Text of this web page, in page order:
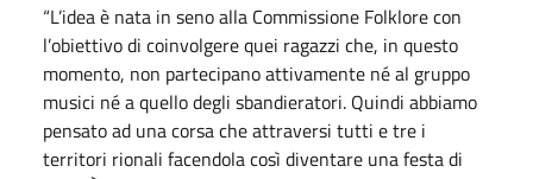
“L’idea è nata in seno alla Commissione Folklore con
l’obiettivo di coinvolgere quei ragazzi che, in questo
momento, non partecipano attivamente né al gruppo
musici né a quello degli sbandieratori. Quindi abbiamo
pensato ad una corsa che attraversi tutti e tre i
territori rionali facendola così diventare una festa di